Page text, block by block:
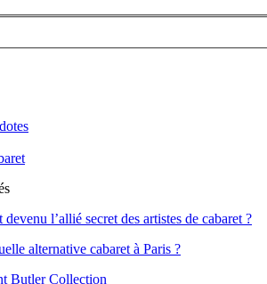
l’allié secret des artistes de cabaret ?
alternative cabaret à Paris ?
Butler Collection